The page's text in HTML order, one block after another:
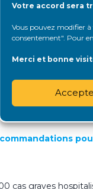
Votre accord sera
Vous pouvez modifier
consentement". Pour
Merci et bonne
hospitalisés, 175
fragiles,
ligne directement
est destiné à ce
en
cas graves